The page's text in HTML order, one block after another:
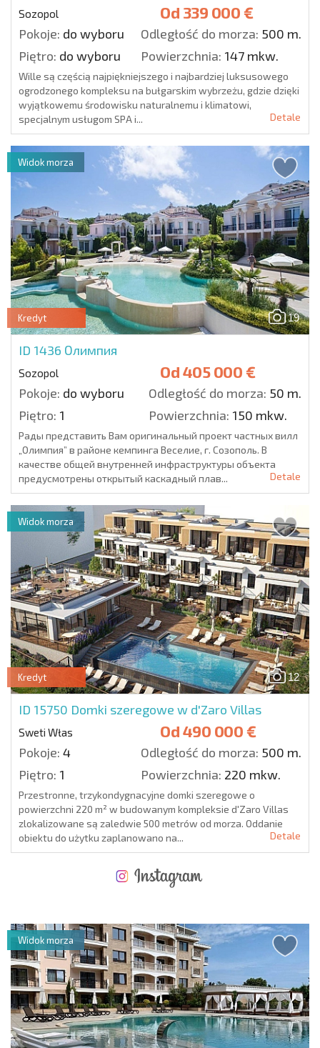
Sozopol Od 339 000 €
Pokoje: do wyboru Odległość do morza: 500 m.
Piętro: do wyboru Powierzchnia: 147 mkw.
Wille są częścią najpiękniejszego i najbardziej luksusowego
ogrodzonego kompleksu na bułgarskim wybrzeżu, gdzie dzięki
wyjątkowemu środowisku naturalnemu i klimatowi,
specjalnym usługom SPA i...
Detale
19
Kredyt
ID 1436 Олимпия
Sozopol Od405 000 €
Pokoje: do wyboru Odległość do morza: 50 m.
Piętro: 1 Powierzchnia: 150 mkw.
Widok morza
Рады представить Вам оригинальный проект частных вилл
„Олимпия” в районе кемпинга Веселие, г. Созополь. В
качестве общей внутренней инфраструктуры объекта
предусмотрены открытый каскадный плав...
Detale
12
Kredyt
ID 15750 Domki szeregowe w d'Zaro Villas
Sweti Włas Od490 000 €
Pokoje: 4 Odległość do morza: 500 m.
Piętro: 1 Powierzchnia: 220 mkw.
Widok morza
Przestronne, trzykondygnacyjne domki szeregowe o
powierzchni 220 m² w budowanym kompleksie d'Zaro Villas
zlokalizowane są zaledwie 500 metrów od morza. Oddanie
obiektu do użytku zaplanowano na...
Detale
Widok morza